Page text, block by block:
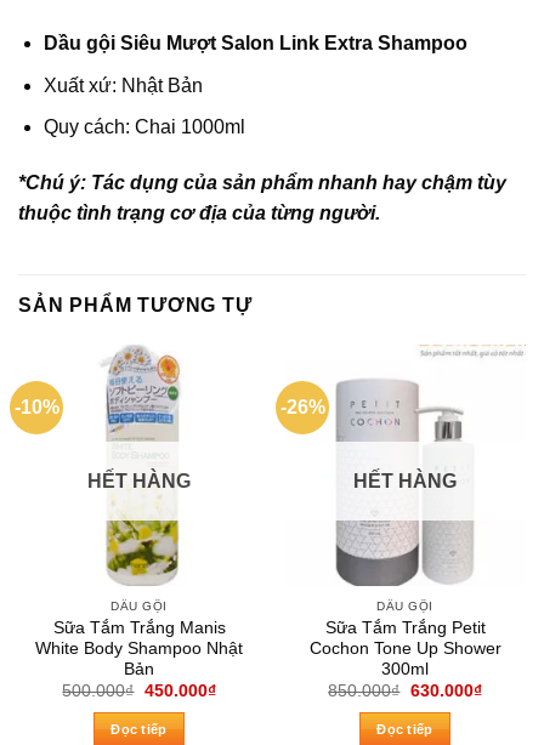
Dầu gội Siêu Mượt Salon Link Extra Shampoo
Xuất xứ: Nhật Bản
Quy cách: Chai 1000ml
*Chú ý: Tác dụng của sản phẩm nhanh hay chậm tùy
thuộc tình trạng cơ địa của từng người.
SẢN PHẨM TƯƠNG TỰ
-10%
HẾT HÀNG
DẦU GỘI
Sữa Tắm Trắng Manis
White Body Shampoo Nhật
Bản
500.000₫ Giá
là:
500.000₫.
450.000₫Giá
Đọc tiếp
-26%
HẾT HÀNG
DẦU GỘI
Sữa Tắm Trắng Petit
Cochon Tone Up Shower
300ml
850.000₫ Giá
là:
850.000₫.
630.000₫Giá
Đọc tiếp